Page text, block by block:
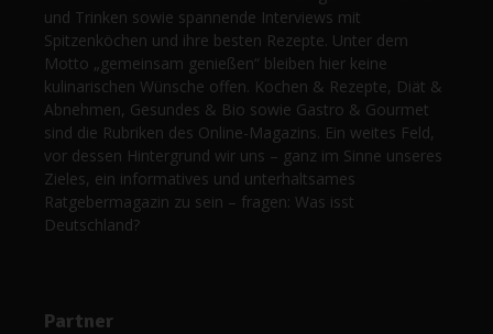
und Trinken sowie spannende Interviews mit
Spitzenköchen und ihre besten Rezepte. Unter dem
Motto „gemeinsam genießen“ bleiben hier keine
kulinarischen Wünsche offen. Kochen & Rezepte, Diät &
Abnehmen, Gesundes & Bio sowie Gastro & Gourmet
sind die Rubriken des Online-Magazins. Ein weites Feld,
vor dessen Hintergrund wir uns – ganz im Sinne unseres
Zieles, ein informatives und unterhaltsames
Ratgebermagazin zu sein – fragen: Was isst
Deutschland?
Partner